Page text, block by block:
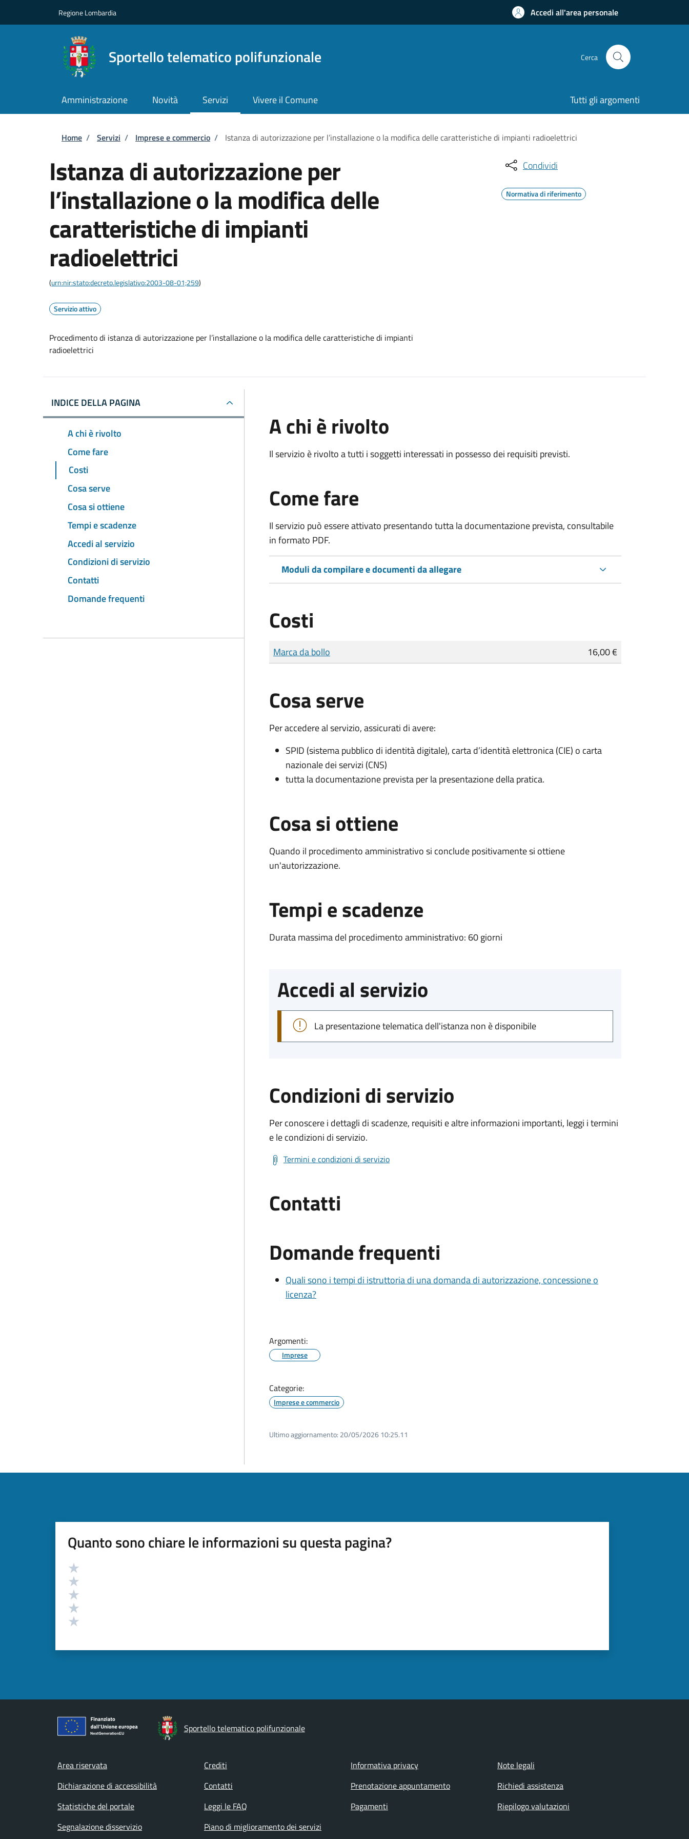
Regione Lombardia Accedi all'area personale
Sportello telematico polifunzionale Cerca
Amministrazione Novità Servizi Vivere il Comune Tutti gli argomenti
Briciole di pane
Home / Servizi / Imprese e commercio / Istanza di autorizzazione per l’installazione o la modifica delle caratteristiche di impianti radioelettrici
Istanza di autorizzazione per
l’installazione o la modifica delle
caratteristiche di impianti
radioelettrici
(urn:nir:stato:decreto.legislativo:2003-08-01;259)
Servizio attivo
Procedimento di istanza di autorizzazione per l’installazione o la modifica delle caratteristiche di impianti
radioelettrici
Condividi
Normativa di riferimento
INDICE DELLA PAGINA
A chi è rivolto
Come fare
Costi
Cosa serve
Cosa si ottiene
Tempi e scadenze
Accedi al servizio
Condizioni di servizio
Contatti
Domande frequenti
A chi è rivolto
Il servizio è rivolto a tutti i soggetti interessati in possesso dei requisiti previsti.
Come fare
Il servizio può essere attivato presentando tutta la documentazione prevista, consultabile
in formato PDF.
Moduli da compilare e documenti da allegare
Costi
Tipo di pagamento
Importo
Marca da bollo 16,00 €
Cosa serve
Per accedere al servizio, assicurati di avere:
SPID (sistema pubblico di identità digitale), carta d’identità elettronica (CIE) o carta
nazionale dei servizi (CNS)
tutta la documentazione prevista per la presentazione della pratica.
Cosa si ottiene
Quando il procedimento amministrativo si conclude positivamente si ottiene
un'autorizzazione.
Tempi e scadenze
Durata massima del procedimento amministrativo: 60 giorni
Accedi al servizio
La presentazione telematica dell'istanza non è disponibile
Condizioni di servizio
Per conoscere i dettagli di scadenze, requisiti e altre informazioni importanti, leggi i termini
e le condizioni di servizio.
Termini e condizioni di servizio
Contatti
Domande frequenti
Quali sono i tempi di istruttoria di una domanda di autorizzazione, concessione o
licenza?
Argomenti:
Imprese
Categorie:
Imprese e commercio
Ultimo aggiornamento: 20/05/2026 10:25.11
Quanto sono chiare le informazioni su questa pagina?
Valutazione
Sportello telematico polifunzionale
Footer menu
Area riservata Crediti Informativa privacy
Note legali
Dichiarazione di accessibilità
Contatti Prenotazione appuntamento
Richiedi assistenza
Statistiche del portale
Leggi le FAQ Pagamenti
Riepilogo valutazioni
Segnalazione disservizio
Piano di miglioramento dei servizi